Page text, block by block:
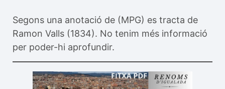
Segons una anotació de (MPG) es tracta de
Ramon Valls (1834). No tenim més informació
per poder-hi aprofundir.